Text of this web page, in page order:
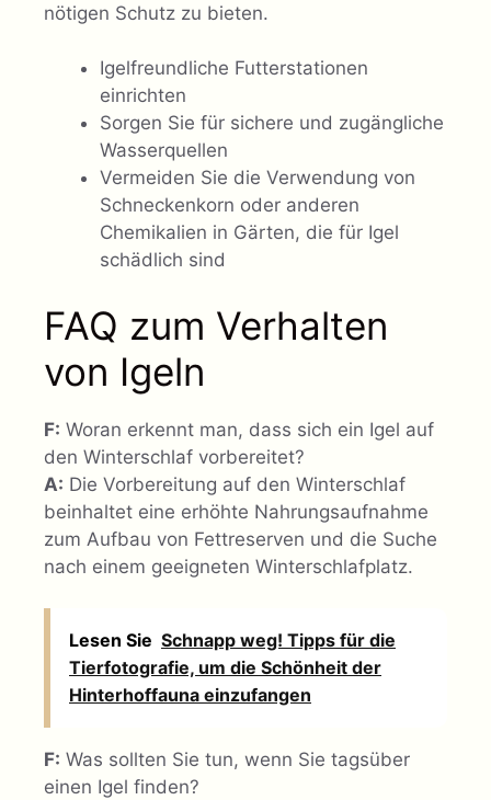
nötigen Schutz zu bieten.
Igelfreundliche Futterstationen
einrichten
Sorgen Sie für sichere und zugängliche
Wasserquellen
Vermeiden Sie die Verwendung von
Schneckenkorn oder anderen
Chemikalien in Gärten, die für Igel
schädlich sind
FAQ zum Verhalten
von Igeln
F: Woran erkennt man, dass sich ein Igel auf
den Winterschlaf vorbereitet?
A: Die Vorbereitung auf den Winterschlaf
beinhaltet eine erhöhte Nahrungsaufnahme
zum Aufbau von Fettreserven und die Suche
nach einem geeigneten Winterschlafplatz.
Lesen Sie Schnapp weg! Tipps für die
Tierfotografie, um die Schönheit der
Hinterhoffauna einzufangen
F: Was sollten Sie tun, wenn Sie tagsüber
einen Igel finden?